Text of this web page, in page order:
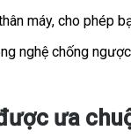
máy, cho phép
nghệ chống
ưa